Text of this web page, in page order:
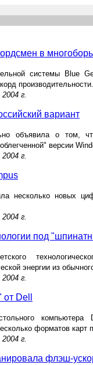
в
системы Blue
производительности.
г.
вариант
объявила о том,
версии
г.
несколько новых
г.
под
энергии из
г.
Dell
компьютера
форматов карт
г.
флэш-